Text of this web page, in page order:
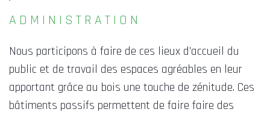
ADMINISTRATION
Nous participons à faire de ces lieux d’accueil du
public et de travail des espaces agréables en leur
apportant grâce au bois une touche de zénitude. Ces
bâtiments passifs permettent de faire faire des